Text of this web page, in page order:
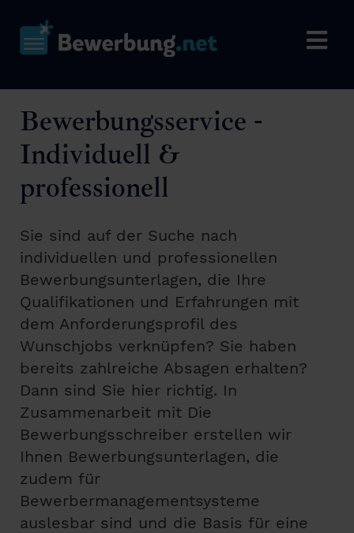
Bewerbungsservice -
Individuell &
professionell
Sie sind auf der Suche nach
individuellen und professionellen
Bewerbungsunterlagen, die Ihre
Qualifikationen und Erfahrungen mit
dem Anforderungsprofil des
Wunschjobs verknüpfen? Sie haben
bereits zahlreiche Absagen erhalten?
Dann sind Sie hier richtig. In
Zusammenarbeit mit Die
Bewerbungsschreiber erstellen wir
Ihnen Bewerbungsunterlagen, die
zudem für
Bewerbermanagementsysteme
auslesbar sind und die Basis für eine